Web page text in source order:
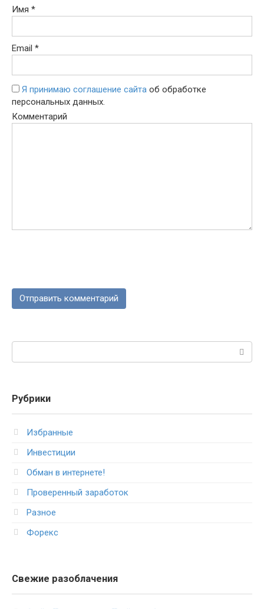
Имя *
Email *
Я принимаю соглашение сайта об обработке
персональных данных.
Комментарий
Рубрики
Избранные
Инвестиции
Обман в интернете!
Проверенный заработок
Разное
Форекс
Свежие разоблачения